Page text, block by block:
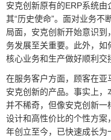
安克创新原有的ERP系统
其“历史使命”。面对业务不
局面，安克创新开始意识
务发展至关重要。此外，如
核心业务和生产做好顺利交
在服务客户方面，顾客在亚
安克创新的产品。事实上
并不稀奇，但像安克创新一
设计和高性价比的个性方
年创立至今，已快速成长为